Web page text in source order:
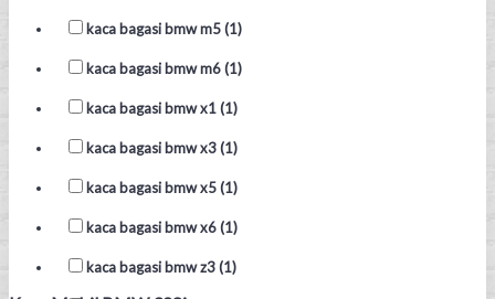
kaca bagasi bmw m5 (1)
kaca bagasi bmw m6 (1)
kaca bagasi bmw x1 (1)
kaca bagasi bmw x3 (1)
kaca bagasi bmw x5 (1)
kaca bagasi bmw x6 (1)
kaca bagasi bmw z3 (1)